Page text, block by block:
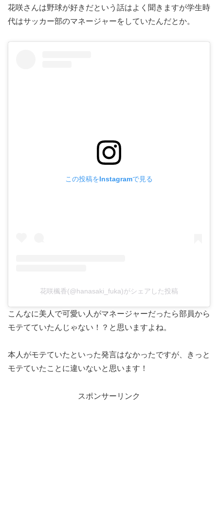
花咲さんは野球が好きだという話はよく聞きますが学生時
代はサッカー部のマネージャーをしていたんだとか。
この投稿をInstagramで見る
花咲楓香(@hanasaki_fuka)がシェアした投稿
こんなに美人で可愛い人がマネージャーだったら部員から
モテてていたんじゃない！？と思いますよね。
本人がモテていたといった発言はなかったですが、きっと
モテていたことに違いないと思います！
スポンサーリンク